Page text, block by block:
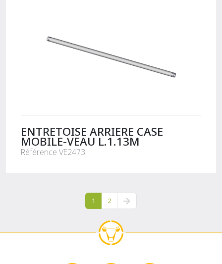
ENTRETOISE ARRIERE CASE
MOBILE-VEAU L.1.13M
Référence VE2473
1 2